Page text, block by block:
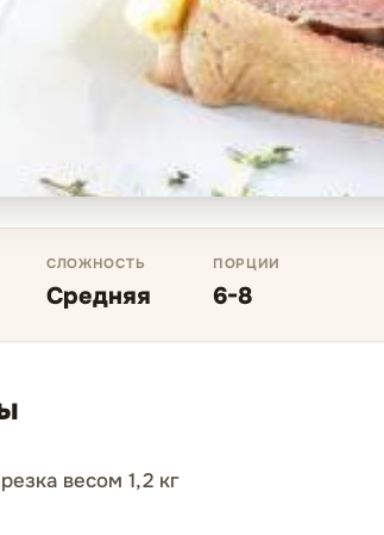
СЛОЖНОСТЬ
Средняя
ПОРЦИИ
6-8
весом 1,2 кг